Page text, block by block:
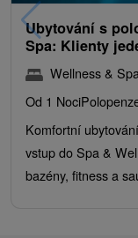
Ubytování s
Spa: Klienty
Wellness &
Od 1 Noci
Komfortní
vstup do Spa &
bazény, fitness a